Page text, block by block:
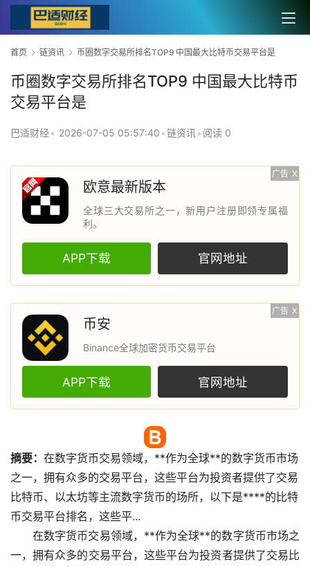
首页 链资讯 币圈数字交易所排名TOP9 中国最大比特币交易平台是
币圈数字交易所排名TOP9 中国最大比特币
交易平台是
巴适财经• 2026-07-05 05:57:40 •链资讯 • 阅读 0
广告 X
欧意最新版本
全球三大交易所之一，新用户注册即领专属福
利。
APP下载 官网地址
广告 X
币安
Binance全球加密货币交易平台
APP下载 官网地址
摘要： 在数字货币交易领域，**作为全球**的数字货币市场
之一，拥有众多的交易平台，这些平台为投资者提供了交易
比特币、 以太坊等主流数字货币的场所，以下是****的比特
币交易平台排名，这些平...
在数字货币交易领域，**作为全球**的数字货币市场之
一，拥有众多的交易平台，这些平台为投资者提供了交易比